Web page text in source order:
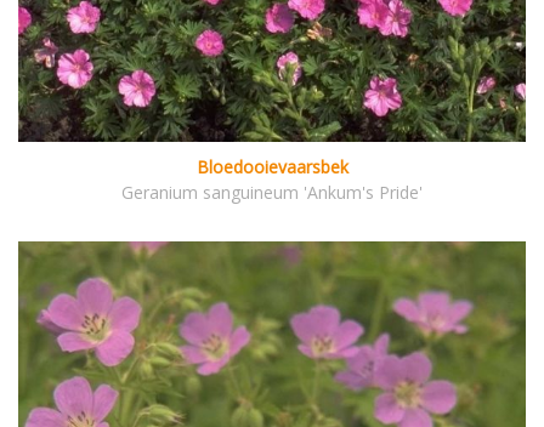
Bloedooievaarsbek
Geranium sanguineum 'Ankum's Pride'